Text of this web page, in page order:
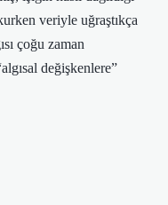
veriyle uğraştıkça
çoğu zaman
değişkenlere”